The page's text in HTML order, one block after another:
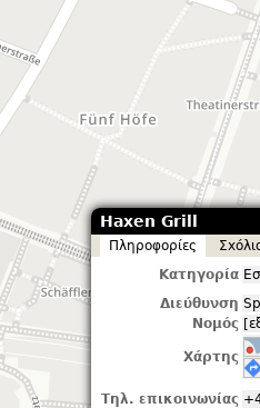
Haxen Grill
Πληροφορίες
Κατηγορία
Διεύθυνση
Νομός
Χάρτης
Τηλ. επικοινωνίας